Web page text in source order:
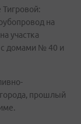
на
участка
с домами № 40 и
прошлый